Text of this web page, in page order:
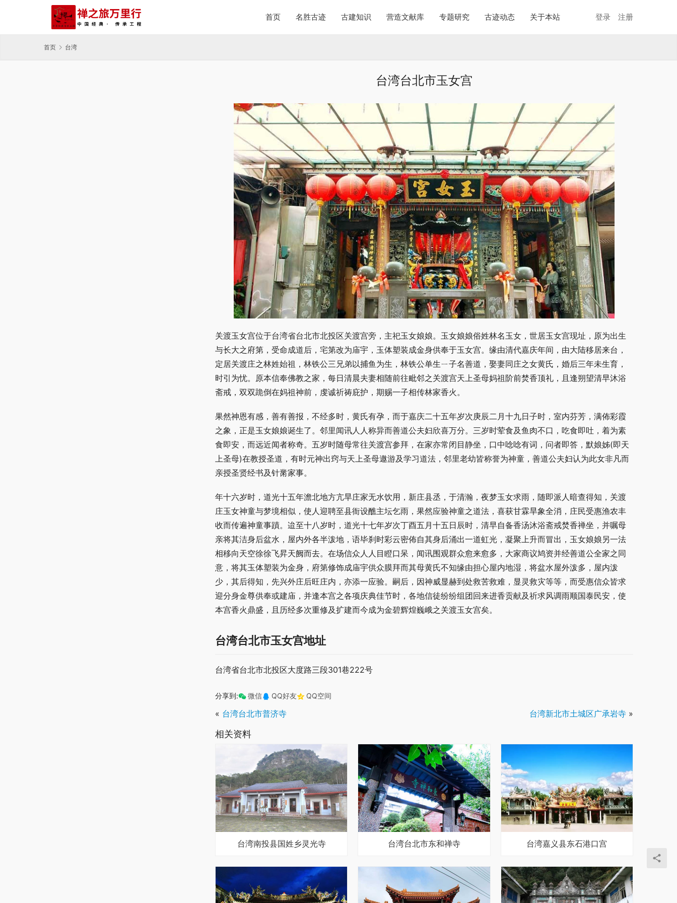
首页 名胜古迹 古建知识 营造文献库 专题研究 古迹动态 关于本站 登录 注册
首页 台湾
台湾台北市玉女宫
关渡玉女宫位于台湾省台北市北投区关渡宫旁，主祀玉女娘娘。玉女娘娘俗姓林名玉女，世居玉女宫现址，原为出生
与长大之府第，受命成道后，宅第改为庙宇，玉体塑装成金身供奉于玉女宫。缘由清代嘉庆年间，由大陆移居来台，
定居关渡庄之林姓始祖，林铁公三兄弟以捕鱼为生，林铁公单生ㄧ子名善道，娶妻同庄之女黄氏，婚后三年未生育，
时引为忧。原本信奉佛教之家，每日清晨夫妻相随前往毗邻之关渡宫天上圣母妈祖阶前焚香顶礼，且逢朔望清早沐浴
斋戒，双双跪倒在妈祖神前，虔诚祈祷庇护，期赐一子相传林家香火。
果然神恩有感，善有善报，不经多时，黄氏有孕，而于嘉庆二十五年岁次庚辰二月十九日子时，室内芬芳，满佈彩霞
之象，正是玉女娘娘诞生了。邻里闻讯人人称异而善道公夫妇欣喜万分。三岁时荤食及鱼肉不口，吃食即吐，着为素
食即安，而远近闻者称奇。五岁时随母常往关渡宫参拜，在家亦常闭目静坐，口中唸唸有词，问者即答，默娘姊(即天
上圣母)在教授圣道，有时元神出窍与天上圣母遨游及学习道法，邻里老幼皆称誉为神童，善道公夫妇认为此女非凡而
亲授圣贤经书及针黹家事。
年十六岁时，道光十五年澹北地方亢旱庄家无水饮用，新庄县丞，于清瀚，夜梦玉女求雨，随即派人暗查得知，关渡
庄玉女神童与梦境相似，使人迎聘至县衙设醮主坛乞雨，果然应验神童之道法，喜获甘霖旱象全消，庄民受惠渔农丰
收而传遍神童事蹟。迨至十八岁时，道光十七年岁次丁酉五月十五日辰时，清早自备香汤沐浴斋戒焚香禅坐，并嘱母
亲将其洁身后盆水，屋内外各半泼地，语毕刹时彩云密佈自其身后涌出一道虹光，凝聚上升而冒出，玉女娘娘另一法
相移向天空徐徐飞昇天阙而去。在场信众人人目瞪口呆，闻讯围观群众愈来愈多，大家商议鸠资并经善道公全家之同
意，将其玉体塑装为金身，府第修饰成庙宇供众膜拜而其母黄氏不知缘由担心屋内地湿，将盆水屋外泼多，屋内泼
少，其后得知，先兴外庄后旺庄内，亦添一应验。嗣后，因神威显赫到处救苦救难，显灵救灾等等，而受惠信众皆求
迎分身金尊供奉或建庙，并逢本宫之各项庆典佳节时，各地信徒纷纷组团回来进香贡献及祈求风调雨顺国泰民安，使
本宫香火鼎盛，且历经多次重修及扩建而今成为金碧辉煌巍峨之关渡玉女宫矣。
台湾台北市玉女宫地址
台湾省台北市北投区大度路三段301巷222号
分享到: 微信 QQ好友 QQ空间
« 台湾台北市普济寺 台湾新北市土城区广承岩寺 »
相关资料
台湾南投县国姓乡灵光寺 台湾台北市东和禅寺 台湾嘉义县东石港口宫